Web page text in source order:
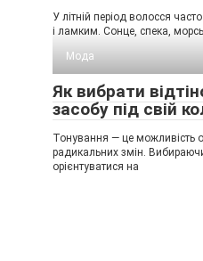
У літній період волосся
і ламким. Сонце, спека,
Мода
Як вибрати
засобу під свій
Тонування — це можливість
радикальних змін.
орієнтуватися на